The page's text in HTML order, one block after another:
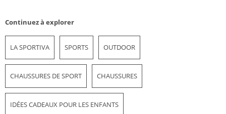
Continuez à explorer
LA SPORTIVA SPORTS OUTDOOR
CHAUSSURES DE SPORT CHAUSSURES
IDÉES CADEAUX POUR LES ENFANTS